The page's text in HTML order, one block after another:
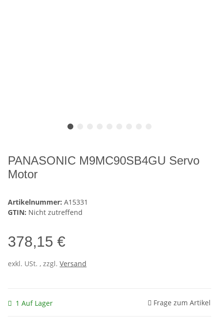
PANASONIC M9MC90SB4GU Servo
Motor
Artikelnummer: A15331
GTIN: Nicht zutreffend
378,15 €
exkl. USt. , zzgl. Versand
1 Auf Lager Frage zum Artikel